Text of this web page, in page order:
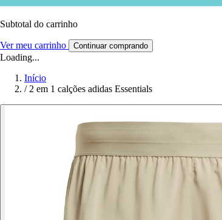
Subtotal do carrinho
Ver meu carrinho Continuar comprando
Loading...
Início
/ 2 em 1 calções adidas Essentials